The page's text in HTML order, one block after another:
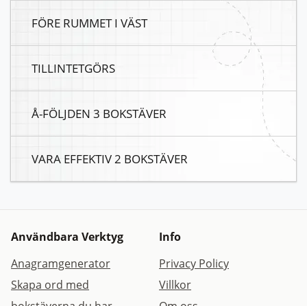
FÖRE RUMMET I VÄST
TILLINTETGÖRS
Å-FÖLJDEN 3 BOKSTÄVER
VARA EFFEKTIV 2 BOKSTÄVER
Användbara Verktyg
Anagramgenerator
Skapa ord med
Info
Privacy Policy
Villkor